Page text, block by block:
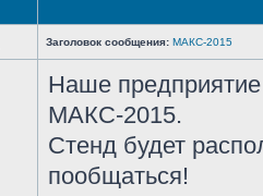
Заголовок сообщения: МАКС-2015
Наше
МАКС-2015.
Стенд будет
пообщаться!